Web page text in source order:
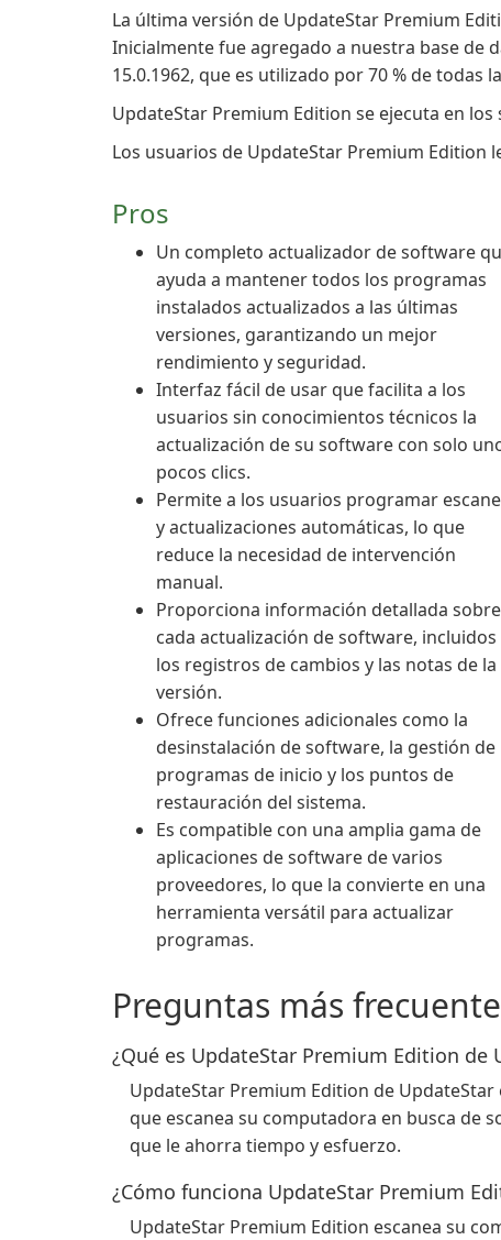
La última versión de UpdateStar Premium
Inicialmente fue agregado a nuestra base de
15.0.1962, que es utilizado por 70 % de todas
UpdateStar Premium Edition se ejecuta en
Los usuarios de UpdateStar Premium Edition
Pros
Un completo actualizador de software
ayuda a mantener todos los programas
instalados actualizados a las últimas
versiones, garantizando un mejor
rendimiento y seguridad.
Interfaz fácil de usar que facilita a los
usuarios sin conocimientos técnicos la
actualización de su software con solo
pocos clics.
Permite a los usuarios programar
y actualizaciones automáticas, lo que
reduce la necesidad de intervención
manual.
Proporciona información detallada sobre
cada actualización de software, incluidos
los registros de cambios y las notas de la
versión.
Ofrece funciones adicionales como la
desinstalación de software, la gestión de
programas de inicio y los puntos de
restauración del sistema.
Es compatible con una amplia gama de
aplicaciones de software de varios
proveedores, lo que la convierte en una
herramienta versátil para actualizar
programas.
Preguntas más
¿Qué es UpdateStar Premium Edition de
UpdateStar Premium Edition de
que escanea su computadora en busca de
que le ahorra tiempo y esfuerzo.
¿Cómo funciona UpdateStar Premium
UpdateStar Premium Edition escanea su